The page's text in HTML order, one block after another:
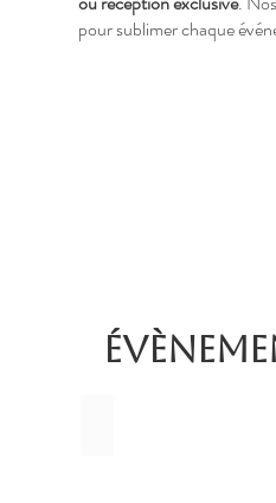
pour sublimer chaque